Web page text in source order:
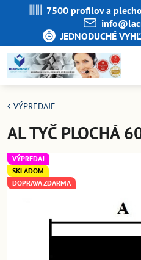
7500 profilov a
JEDNODUCHÉ
VÝPREDAJ
SKLADOM
DOPRAVA ZDARMA
VÝPREDAJE
AL TYČ PLOCHÁ